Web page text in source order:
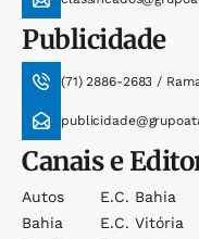
Publicidade
(71) 2886-2683 /
Canais e
Autos
Bahia
E.c. Bahia
E.c. Vitória